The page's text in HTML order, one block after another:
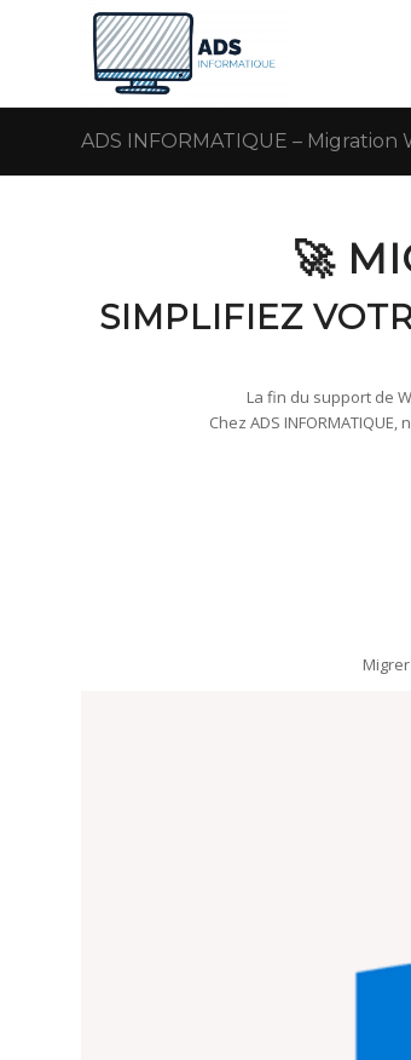
ADS INFORMATIQUE – Migration
🚀
SIMPLIFIEZ
La fin du support de
Chez ADS